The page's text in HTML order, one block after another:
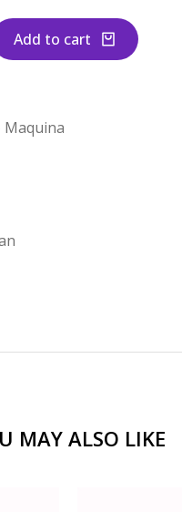
Add to cart
Maquina
MAY ALSO LIKE